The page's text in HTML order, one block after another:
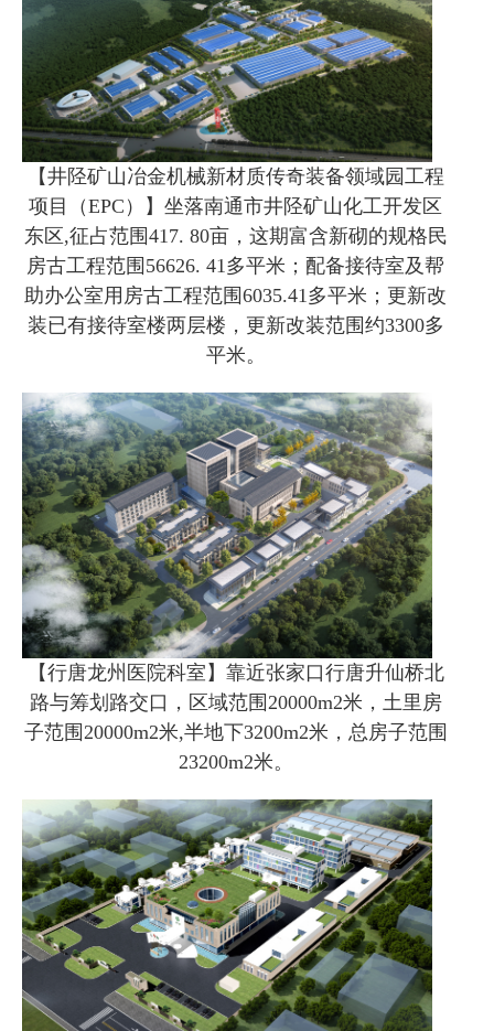
【井陉矿山冶金机械新材质传奇装备领域园工程
项目（EPC）】坐落南通市井陉矿山化工开发区
东区,征占范围417. 80亩，这期富含新砌的规格民
房古工程范围56626. 41多平米；配备接待室及帮
助办公室用房古工程范围6035.41多平米；更新改
装已有接待室楼两层楼，更新改装范围约3300多
平米。
【行唐龙州医院科室】靠近张家口行唐升仙桥北
路与筹划路交口，区域范围20000m2米，土里房
子范围20000m2米,半地下3200m2米，总房子范围
23200m2米。